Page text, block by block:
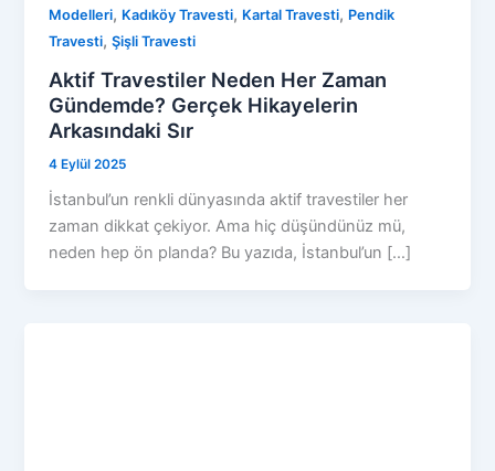
Modelleri, Kadıköy Travesti, Kartal Travesti, Pendik
Travesti,Şişli Travesti
Aktif Travestiler Neden Her Zaman
Gündemde? Gerçek Hikayelerin
Arkasındaki Sır
4 Eylül 2025
İstanbul’un renkli dünyasında aktif travestiler her
zaman dikkat çekiyor. Ama hiç düşündünüz mü,
neden hep ön planda? Bu yazıda, İstanbul’un […]